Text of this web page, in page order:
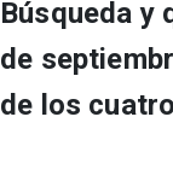
Búsqueda y
de
de los